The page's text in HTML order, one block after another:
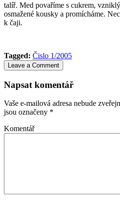
talíř. Med povaříme s cukrem,
osmažené kousky a promícháme.
k čaji.
Tagged: Čislo 1/2005
Leave a Comment
Napsat komentář
Vaše e-mailová adresa nebude
jsou označeny *
Komentář